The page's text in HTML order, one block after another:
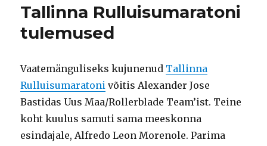
Tallinna Rulluisumaratoni
tulemused
Vaatemänguliseks kujunenud Tallinna
Rulluisumaratoni võitis Alexander Jose
Bastidas Uus Maa/Rollerblade Team’ist. Teine
koht kuulus samuti sama meeskonna
esindajale, Alfredo Leon Morenole. Parima